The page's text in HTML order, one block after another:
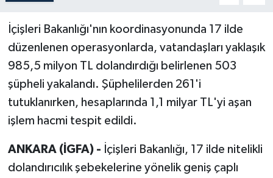
İçişleri Bakanlığı'nın koordinasyonunda 17 ilde
düzenlenen operasyonlarda, vatandaşları yaklaşık
985,5 milyon TL dolandırdığı belirlenen 503
şüpheli yakalandı. Şüphelilerden 261'i
tutuklanırken, hesaplarında 1,1 milyar TL'yi aşan
işlem hacmi tespit edildi.
ANKARA (İGFA) - İçişleri Bakanlığı, 17 ilde nitelikli
dolandırıcılık şebekelerine yönelik geniş çaplı